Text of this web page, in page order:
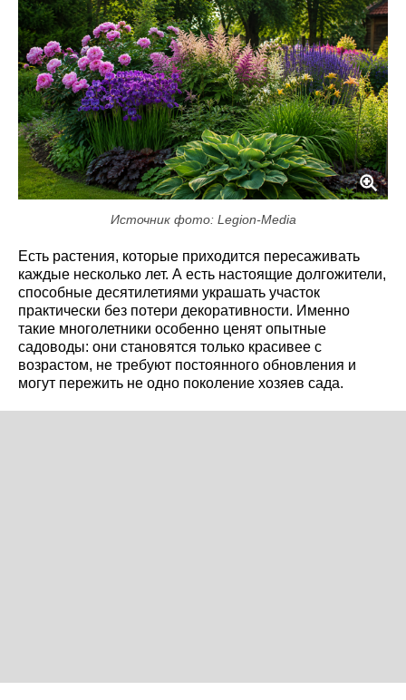
Источник фото: Legion-Media
Есть растения, которые приходится пересаживать
каждые несколько лет. А есть настоящие долгожители,
способные десятилетиями украшать участок
практически без потери декоративности. Именно
такие многолетники особенно ценят опытные
садоводы: они становятся только красивее с
возрастом, не требуют постоянного обновления и
могут пережить не одно поколение хозяев сада.